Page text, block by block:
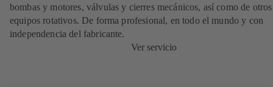
bombas y motores, válvulas y cierres mecánicos, así como de otros
equipos rotativos. De forma profesional, en todo el mundo y con
independencia del fabricante.
Ver servicio